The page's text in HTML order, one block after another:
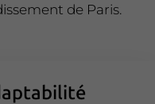
de Paris.